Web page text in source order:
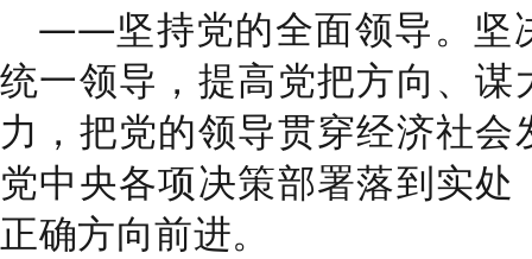
——坚持党的全面领导。 坚
统一领导，提高党把方向、
力，把党的领导贯穿经济社
党中央各项决策部署落到实
正确方向前进。